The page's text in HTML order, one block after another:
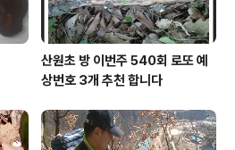
산원초 방 이번주 540회 로또 예
상번호 3개 추천 합니다